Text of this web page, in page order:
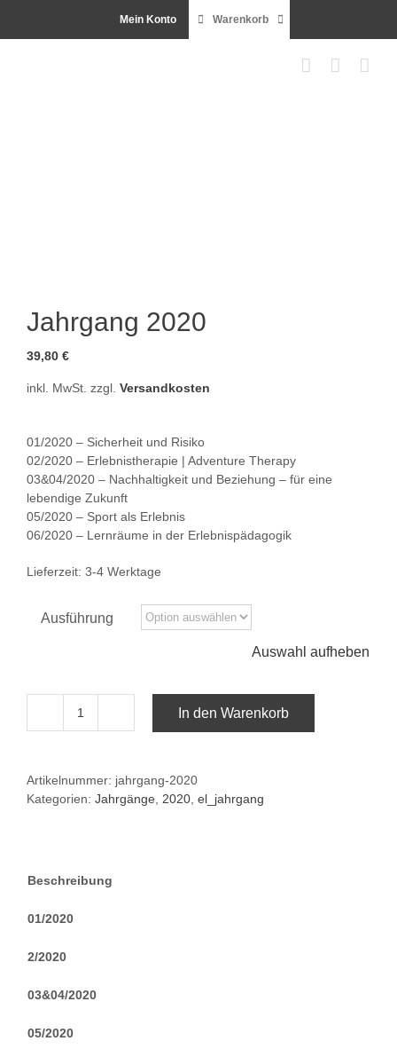
Mein Konto Warenkorb
Jahrgang 2020
39,80 €
inkl. MwSt. zzgl. Versandkosten
01/2020 – Sicherheit und Risiko
02/2020 – Erlebnistherapie | Adventure Therapy
03&04/2020 – Nachhaltigkeit und Beziehung – für eine
lebendige Zukunft
05/2020 – Sport als Erlebnis
06/2020 – Lernräume in der Erlebnispädagogik
Lieferzeit: 3-4 Werktage
Ausführung
Auswahl aufheben
Jahrgang
In den Warenkorb
Artikelnummer: jahrgang-2020
Kategorien: Jahrgänge, 2020, el_jahrgang
Beschreibung
01/2020
2/2020
03&04/2020
05/2020